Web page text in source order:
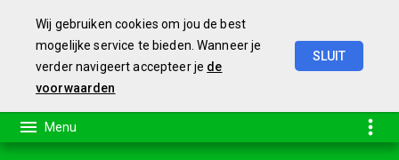
Wij gebruiken cookies om jou de best
mogelijke service te bieden. Wanneer je
verder navigeert accepteer je de
voorwaarden
SLUIT